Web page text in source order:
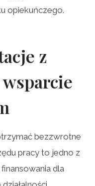
opiekuńczego.
z
bezzwrotne
pracy to jedno z
dla